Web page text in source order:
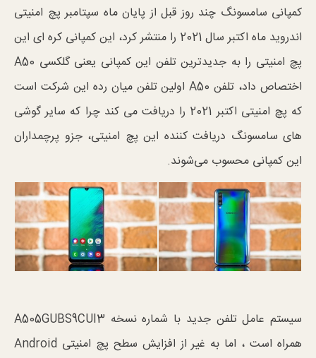
کمپانی سامسونگ چند روز قبل از پایان ماه سپتامبر پچ امنیتی
اندروید ماه اکتبر سال 2021 را منتشر کرد، این کمپانی کره ای این
پچ امنیتی را به جدیدترین تلفن این کمپانی یعنی گلکسی A50
اختصاص داد، تلفن A50 اولین تلفن میان رده این شرکت است
که پچ امنیتی اکتبر 2021 را دریافت می کند چرا که سایر گوشی
های سامسونگ دریافت کننده این پچ امنیتی، جزو پرچمداران
این کمپانی محسوب می‌شوند.
سیستم عامل تلفن جدید با شماره نسخه A505GUBS9CUI3
همراه است ، اما به غیر از افزایش سطح پچ امنیتی Android